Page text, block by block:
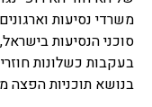
משרדי נסיעות
סוכני הנסיעות
בעקבות כשלונות
בנושא תוכניות הפצה